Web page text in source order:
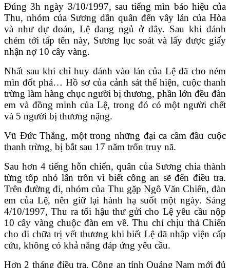
Đúng 3h ngày 3/10/1997, sau tiếng mìn báo hiệu của
Thu, nhóm của Sương dẫn quân đến vây lán của Hòa
và như dự đoán, Lệ đang ngủ ở đây. Sau khi đánh
chém tới tấp tên này, Sương lục soát và lấy được giấy
nhận nợ 10 cây vàng.
Nhất sau khi chỉ huy đánh vào lán của Lệ đã cho ném
mìn đốt phá… Hồ sơ của cảnh sát thể hiện, cuộc thanh
trừng làm hàng chục người bị thương, phần lớn đều đàn
em và đồng minh của Lệ, trong đó có một người chết
và 5 người bị thương nặng.
Vũ Đức Thắng, một trong những đại ca cầm đầu cuộc
thanh trừng, bị bắt sau 17 năm trốn truy nã.
Sau hơn 4 tiếng hỗn chiến, quân của Sương chia thành
từng tốp nhỏ lẩn trốn vì biết công an sẽ đến điều tra.
Trên đường đi, nhóm của Thu gặp Ngô Văn Chiến, đàn
em của Lệ, nên giữ lại hành hạ suốt một ngày. Sáng
4/10/1997, Thu ra tối hậu thư gửi cho Lệ yêu cầu nộp
10 cây vàng chuộc đàn em về. Thu chỉ chịu thả Chiến
cho đi chữa trị vết thương khi biết Lệ đã nhập viện cấp
cứu, không có khả năng đáp ứng yêu cầu.
Hơn 2 tháng điều tra, Công an tỉnh Quảng Nam mới đủ